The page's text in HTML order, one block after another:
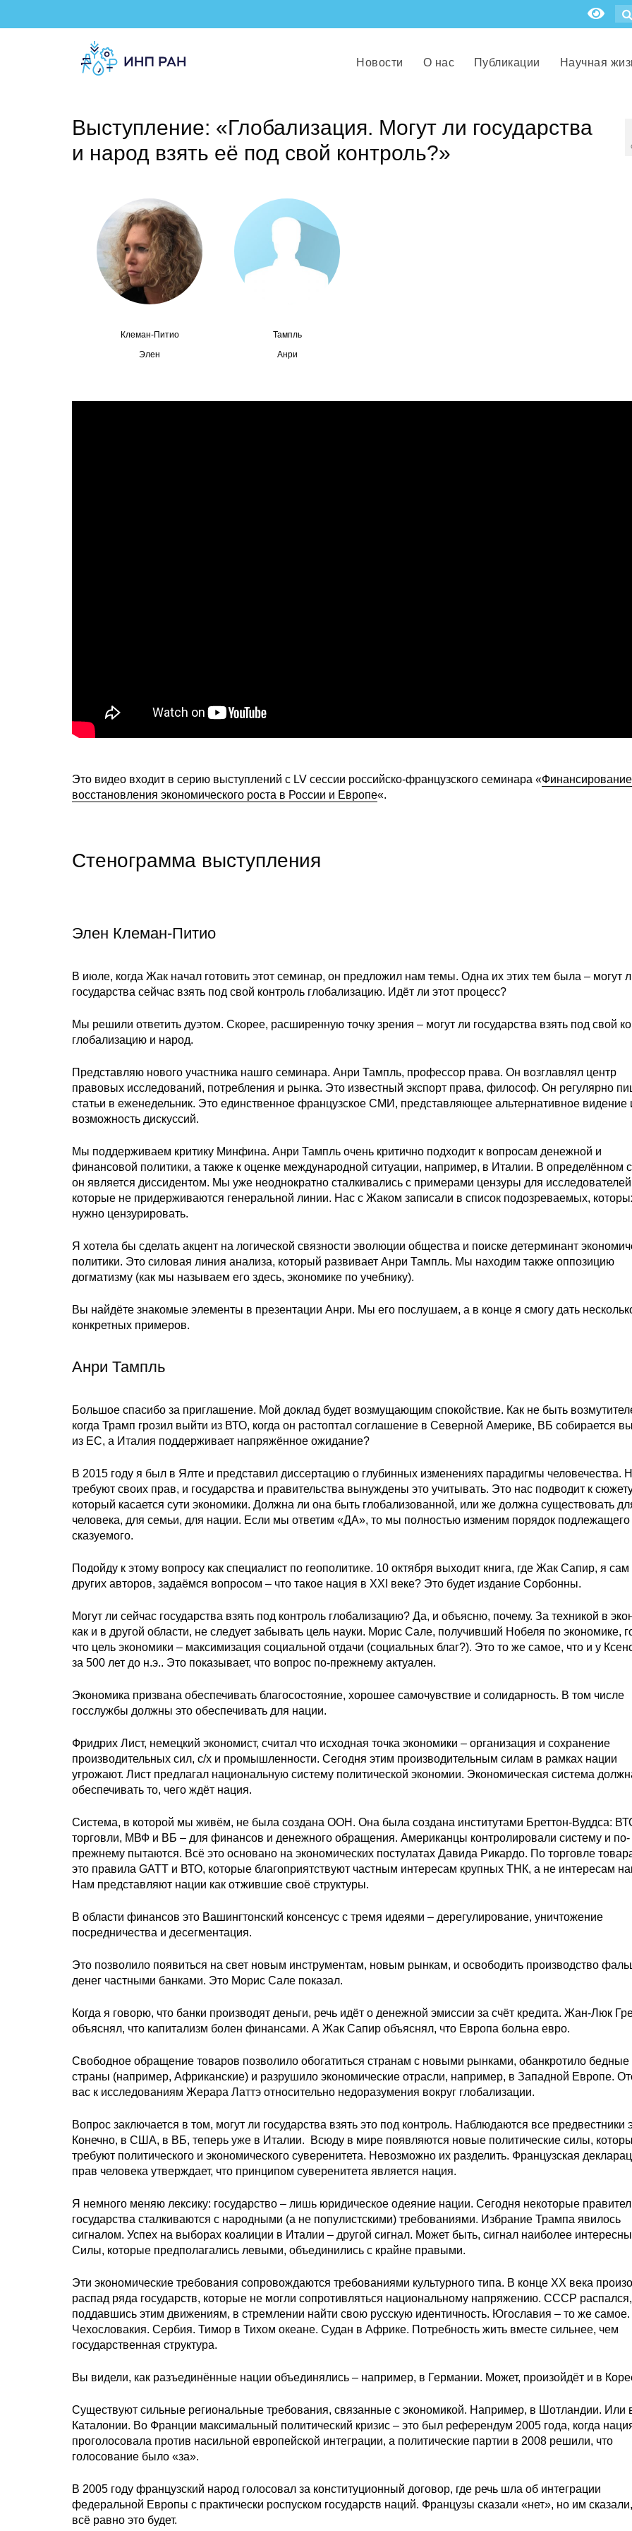
Новости О нас Публикации Научная
Выступление: «Глобализация. Могут ли государства
и народ взять её под свой контроль?»
Клеман-Питио
Элен
Тампль
Анри
Это видео входит в серию выступлений с LV сессии российско-французского семинара «Финансирование
восстановления экономического роста в России и Европе«.
Стенограмма выступления
Элен Клеман-Питио
В июле, когда Жак начал готовить этот семинар, он предложил нам темы. Одна их этих тем была – могут
государства сейчас взять под свой контроль глобализацию. Идёт ли этот процесс?
Мы решили ответить дуэтом. Скорее, расширенную точку зрения – могут ли государства взять под свой
глобализацию и народ.
Представляю нового участника нашго семинара. Анри Тампль, профессор права. Он возглавлял центр
правовых исследований, потребления и рынка. Это известный экспорт права, философ. Он регулярно
статьи в еженедельник. Это единственное французское СМИ, представляющее альтернативное видение
возможность дискуссий.
Мы поддерживаем критику Минфина. Анри Тампль очень критично подходит к вопросам денежной и
финансовой политики, а также к оценке международной ситуации, например, в Италии. В определённом
он является диссидентом. Мы уже неоднократно сталкивались с примерами цензуры для
которые не придерживаются генеральной линии. Нас с Жаком записали в список подозреваемых,
нужно цензурировать.
Я хотела бы сделать акцент на логической связности эволюции общества и поиске детерминант
политики. Это силовая линия анализа, который развивает Анри Тампль. Мы находим также оппозицию
догматизму (как мы называем его здесь, экономике по учебнику).
Вы найдёте знакомые элементы в презентации Анри. Мы его послушаем, а в конце я смогу дать
конкретных примеров.
Анри Тампль
Большое спасибо за приглашение. Мой доклад будет возмущающим спокойствие. Как не быть
когда Трамп грозил выйти из ВТО, когда он растоптал соглашение в Северной Америке, ВБ собирается
из ЕС, а Италия поддерживает напряжённое ожидание?
В 2015 году я был в Ялте и представил диссертацию о глубинных изменениях парадигмы человечества.
требуют своих прав, и государства и правительства вынуждены это учитывать. Это нас подводит к
который касается сути экономики. Должна ли она быть глобализованной, или же должна существовать
человека, для семьи, для нации. Если мы ответим «ДА», то мы полностью изменим порядок подлежащего
сказуемого.
Подойду к этому вопросу как специалист по геополитике. 10 октября выходит книга, где Жак Сапир, я сам
других авторов, задаёмся вопросом – что такое нация в XXI веке? Это будет издание Сорбонны.
Могут ли сейчас государства взять под контроль глобализацию? Да, и объясню, почему. За техникой в
как и в другой области, не следует забывать цель науки. Морис Сале, получивший Нобеля по экономике,
что цель экономики – максимизация социальной отдачи (социальных благ?). Это то же самое, что и у
за 500 лет до н.э.. Это показывает, что вопрос по-прежнему актуален.
Экономика призвана обеспечивать благосостояние, хорошее самочувствие и солидарность. В том числе
госслужбы должны это обеспечивать для нации.
Фридрих Лист, немецкий экономист, считал что исходная точка экономики – организация и сохранение
производительных сил, с/х и промышленности. Сегодня этим производительным силам в рамках нации
угрожают. Лист предлагал национальную систему политической экономии. Экономическая система
обеспечивать то, чего ждёт нация.
Система, в которой мы живём, не была создана ООН. Она была создана институтами Бреттон-Вуддса:
торговли, МВФ и ВБ – для финансов и денежного обращения. Американцы контролировали систему и по-
прежнему пытаются. Всё это основано на экономических постулатах Давида Рикардо. По торговле
это правила GATT и ВТО, которые благоприятствуют частным интересам крупных ТНК, а не интересам
Нам представляют нации как отжившие своё структуры.
В области финансов это Вашингтонский консенсус с тремя идеями – дерегулирование, уничтожение
посредничества и десегментация.
Это позволило появиться на свет новым инструментам, новым рынкам, и освободить производство
денег частными банками. Это Морис Сале показал.
Когда я говорю, что банки производят деньги, речь идёт о денежной эмиссии за счёт кредита. Жан-Люк
объяснял, что капитализм болен финансами. А Жак Сапир объяснял, что Европа больна евро.
Свободное обращение товаров позволило обогатиться странам с новыми рынками, обанкротило бедные
страны (например, Африканские) и разрушило экономические отрасли, например, в Западной Европе.
вас к исследованиям Жерара Латтэ относительно недоразумения вокруг глобализации.
Вопрос заключается в том, могут ли государства взять это под контроль. Наблюдаются все предвестники
Конечно, в США, в ВБ, теперь уже в Италии. Всюду в мире появляются новые политические силы,
требуют политического и экономического суверенитета. Невозможно их разделить. Французская
прав человека утверждает, что принципом суверенитета является нация.
Я немного меняю лексику: государство – лишь юридическое одеяние нации. Сегодня некоторые
государства сталкиваются с народными (а не популистскими) требованиями. Избрание Трампа явилось
сигналом. Успех на выборах коалиции в Италии – другой сигнал. Может быть, сигнал наиболее
Силы, которые предполагались левыми, объединились с крайне правыми.
Эти экономические требования сопровождаются требованиями культурного типа. В конце ХХ века
распад ряда государств, которые не могли сопротивляться национальному напряжению. СССР распался,
поддавшись этим движениям, в стремлении найти свою русскую идентичность. Югославия – то же самое.
Чехословакия. Сербия. Тимор в Тихом океане. Судан в Африке. Потребность жить вместе сильнее, чем
государственная структура.
Вы видели, как разъединённые нации объединялись – например, в Германии. Может, произойдёт и в
Существуют сильные региональные требования, связанные с экономикой. Например, в Шотландии. Или
Каталонии. Во Франции максимальный политический кризис – это был референдум 2005 года, когда
проголосовала против насильной европейской интеграции, а политические партии в 2008 решили, что
голосование было «за».
В 2005 году французский народ голосовал за конституционный договор, где речь шла об интеграции
федеральной Европы с практически роспуском государств наций. Французы сказали «нет», но им
всё равно это будет.